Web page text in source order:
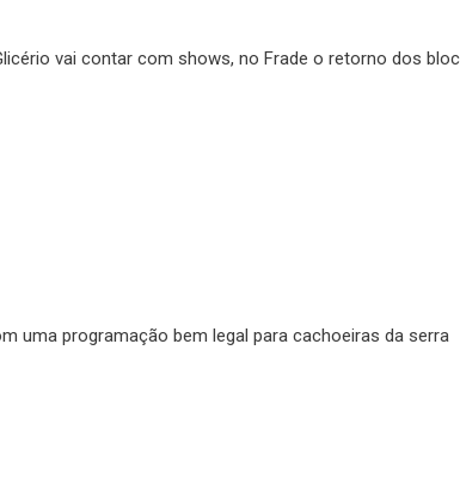
vai contar com shows, no Frade o retorno dos
uma programação bem legal para cachoeiras da serra